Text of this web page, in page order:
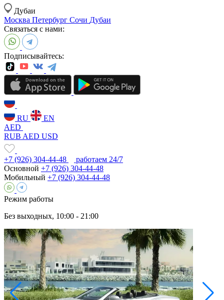
Дубаи
Москва Петербург Сочи Дубаи
Связаться с нами:
Подписывайтесь:
RU
EN
AED
RUB AED USD
+7 (926) 304-44-48
работаем 24/7
Основной +7 (926) 304-44-48
Мобильный +7 (926) 304-44-48
Режим работы
Без выходных, 10:00 - 21:00